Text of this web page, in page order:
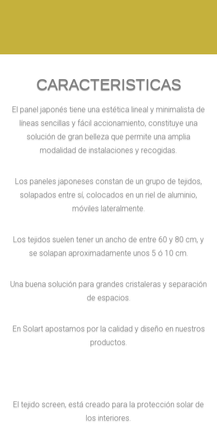
CARACTERISTICAS
El panel japonés tiene una estética lineal y minimalista de
líneas sencillas y fácil accionamiento, constituye una
solución de gran belleza que permite una amplia
modalidad de instalaciones y recogidas.
Los paneles japoneses constan de un grupo de tejidos,
solapados entre sí, colocados en un riel de aluminio,
móviles lateralmente.
Los tejidos suelen tener un ancho de entre 60 y 80 cm, y
se solapan aproximadamente unos 5 ó 10 cm.
Una buena solución para grandes cristaleras y separación
de espacios.
En Solart apostamos por la calidad y diseño en nuestros
productos.
El tejido screen, está creado para la protección solar de
los interiores.